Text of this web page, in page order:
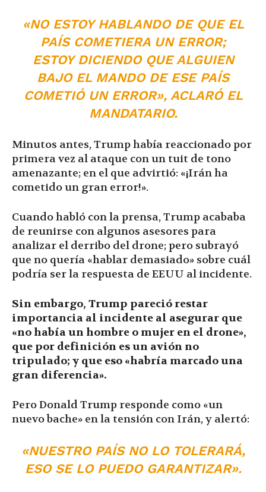
«NO ESTOY HABLANDO DE QUE EL
PAÍS COMETIERA UN ERROR;
ESTOY DICIENDO QUE ALGUIEN
BAJO EL MANDO DE ESE PAÍS
COMETIÓ UN ERROR», ACLARÓ EL
MANDATARIO.
Minutos antes, Trump había reaccionado por
primera vez al ataque con un tuit de tono
amenazante; en el que advirtió: «¡Irán ha
cometido un gran error!».
Cuando habló con la prensa, Trump acababa
de reunirse con algunos asesores para
analizar el derribo del drone; pero subrayó
que no quería «hablar demasiado» sobre cuál
podría ser la respuesta de EEUU al incidente.
Sin embargo, Trump pareció restar
importancia al incidente al asegurar que
«no había un hombre o mujer en el drone»,
que por definición es un avión no
tripulado; y que eso «habría marcado una
gran diferencia».
Pero Donald Trump responde como «un
nuevo bache» en la tensión con Irán, y alertó:
«NUESTRO PAÍS NO LO TOLERARÁ,
ESO SE LO PUEDO GARANTIZAR».